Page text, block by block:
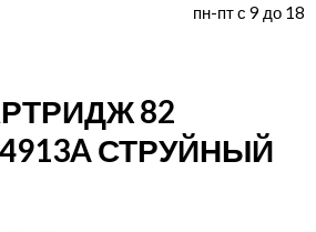
пн-пт с 9 до 18
82
СТРУЙНЫЙ